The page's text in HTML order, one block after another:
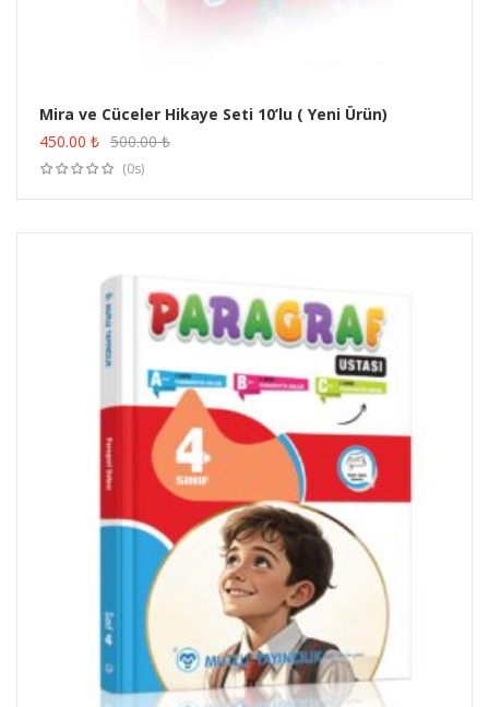
Mira ve Cüceler Hikaye Seti 10’lu ( Yeni Ürün)
450.00 ₺ 500.00₺
(0s)